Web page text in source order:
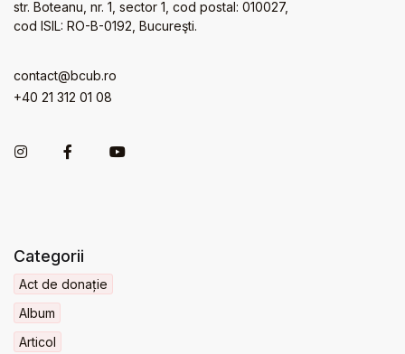
str. Boteanu, nr. 1, sector 1, cod postal: 010027,
cod ISIL: RO-B-0192, Bucureşti.
contact@bcub.ro
+40 21 312 01 08
Categorii
Act de donație
Album
Articol